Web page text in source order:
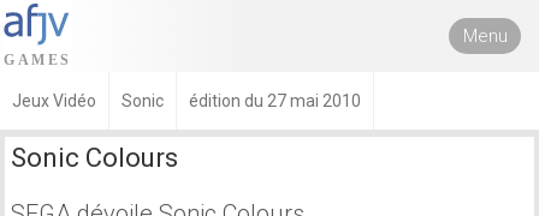
Menu
Jeux Vidéo Sonic édition du 27 mai 2010
Sonic Colours